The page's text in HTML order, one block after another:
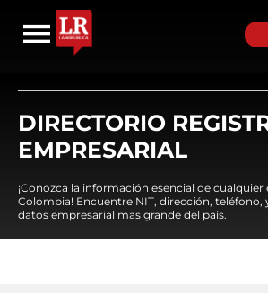
DIRECTORIO
EMPRESARIAL
¡Conozca la información esencial de cualquier
Colombia! Encuentre NIT, dirección, teléfono,
datos empresarial mas grande del país.